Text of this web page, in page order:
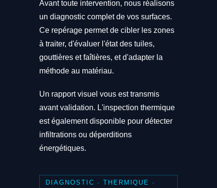
Avant toute intervention, nous réalisons
un diagnostic complet de vos surfaces.
Ce repérage permet de cibler les zones
à traiter, d'évaluer l'état des tuiles,
gouttières et faîtières, et d'adapter la
méthode au matériau.
Un rapport visuel vous est transmis
avant validation. L'inspection thermique
est également disponible pour détecter
infiltrations ou déperditions
énergétiques.
DIAGNOSTIC · THERMIQUE ·